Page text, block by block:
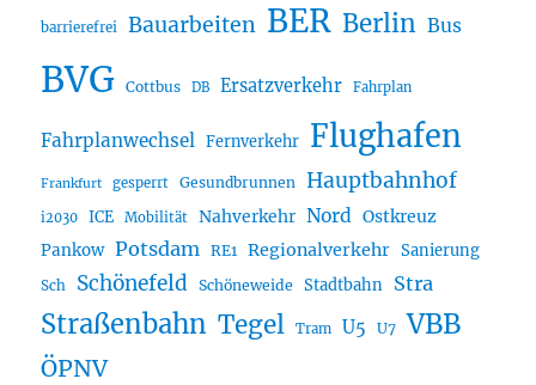
barrierefrei Bauarbeiten BER Berlin Bus
BVG Cottbus DB Ersatzverkehr Fahrplan
Fahrplanwechsel Fernverkehr Flughafen
Frankfurt gesperrt Gesundbrunnen Hauptbahnhof
i2030 ICE Mobilität Nahverkehr Nord Ostkreuz
Pankow Potsdam RE1 Regionalverkehr Sanierung
Sch Schönefeld Schöneweide Stadtbahn Stra
Straßenbahn Tegel Tram U5 U7 VBB
ÖPNV